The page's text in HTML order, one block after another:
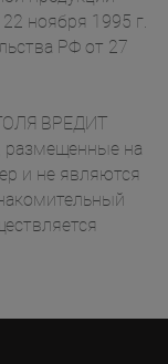
ноября 1995 г.
РФ от 27
ВРЕДИТ
на
и не являются